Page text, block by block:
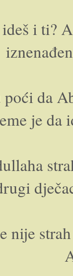
ideš i ti?
da
je da
nije